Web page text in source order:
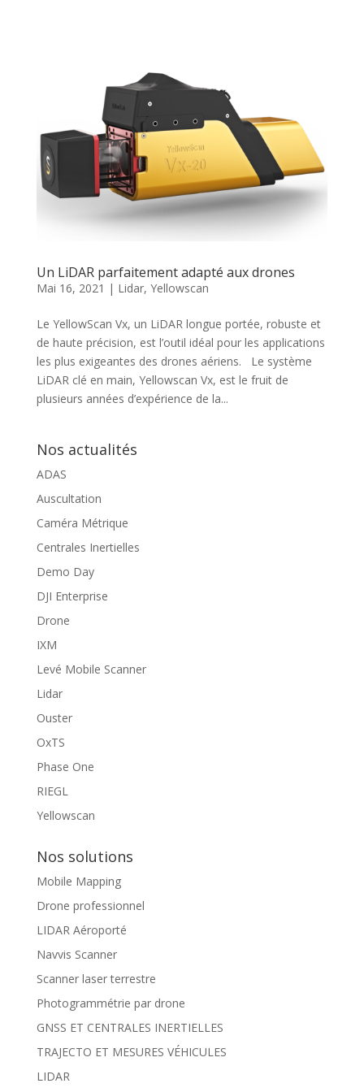
Un LiDAR parfaitement adapté aux drones
Mai 16, 2021 | Lidar, Yellowscan
Le YellowScan Vx, un LiDAR longue portée, robuste et
de haute précision, est l’outil idéal pour les applications
les plus exigeantes des drones aériens. Le système
LiDAR clé en main, Yellowscan Vx, est le fruit de
plusieurs années d’expérience de la...
Nos actualités
ADAS
Auscultation
Caméra Métrique
Centrales Inertielles
Demo Day
DJI Enterprise
Drone
IXM
Levé Mobile Scanner
Lidar
Ouster
OxTS
Phase One
RIEGL
Yellowscan
Nos solutions
Mobile Mapping
Drone professionnel
LIDAR Aéroporté
Navvis Scanner
Scanner laser terrestre
Photogrammétrie par drone
GNSS ET CENTRALES INERTIELLES
TRAJECTO ET MESURES VÉHICULES
LIDAR